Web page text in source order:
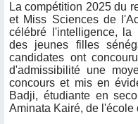
La compétition 2025 du
et Miss Sciences de
célébré l'intelligence, la
des jeunes filles
candidates ont
d'admissibilité une
concours et mis en
Badji, étudiante en
Aminata Kairé, de l'école